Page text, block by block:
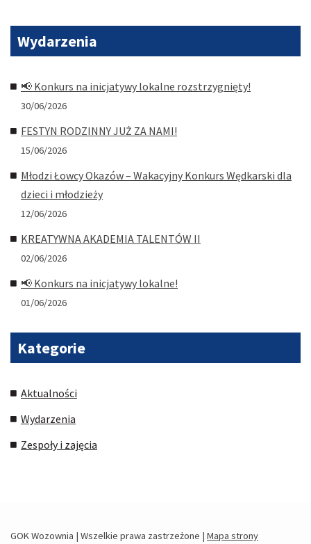
Wydarzenia
📢 Konkurs na inicjatywy lokalne rozstrzygnięty!
30/06/2026
FESTYN RODZINNY JUŻ ZA NAMI!
15/06/2026
Młodzi Łowcy Okazów – Wakacyjny Konkurs Wędkarski dla
dzieci i młodzieży
12/06/2026
KREATYWNA AKADEMIA TALENTÓW II
02/06/2026
📢 Konkurs na inicjatywy lokalne!
01/06/2026
Kategorie
Aktualności
Wydarzenia
Zespoły i zajęcia
GOK Wozownia | Wszelkie prawa zastrzeżone | Mapa strony